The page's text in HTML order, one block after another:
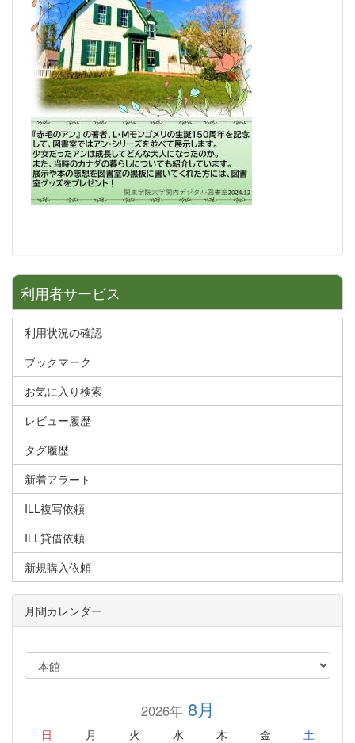
利用者サービス
利用状況の確認
ブックマーク
お気に入り検索
レビュー履歴
タグ履歴
新着アラート
ILL複写依頼
ILL貸借依頼
新規購入依頼
月間カレンダー
2026年8月
日 月 火 水 木 金 土